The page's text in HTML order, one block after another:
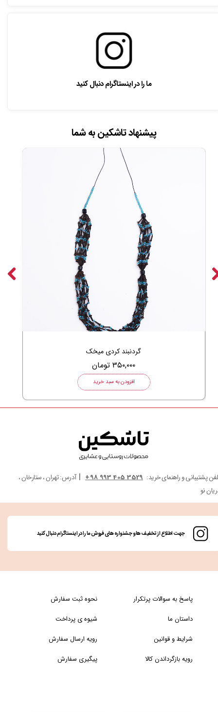
ما را در اینستاگرام دنبال کنید
پیشنهاد تاشکین به شما
گردنبند کردی میخک
۳۵۰,۰۰۰ تومان
افزودن به سبد خرید
جهت اطلاع از تخفیف ها و جشنواره های فروش ما را در اینستاگرام دنبال کنید
پاسخ به سوالات پرتکرار
داستان ما
شرایط و قوانین
رویه بازگرداندن کالا
نحوه ثبت سفارش
شیوه ی پرداخت
رویه ارسال سفارش
پیگیری سفارش
پشتیبانی و راهنمای خرید: 3529 405 993 98+
| آدرس: تهران ، ستارخان ،
نو